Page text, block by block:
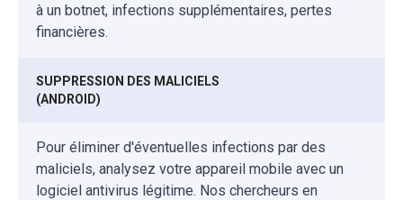
à un botnet, infections supplémentaires, pertes
financières.
SUPPRESSION DES MALICIELS
(ANDROID)
Pour éliminer d'éventuelles infections par des
maliciels, analysez votre appareil mobile avec un
logiciel antivirus légitime. Nos chercheurs en